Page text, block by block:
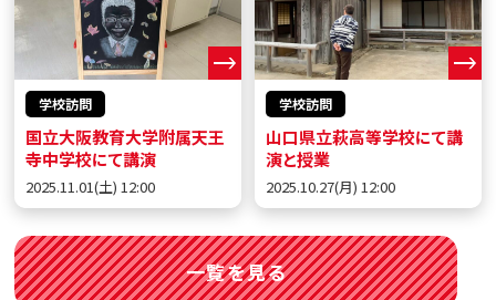
学校訪問
国立大阪教育大学附属天王
寺中学校にて講演
2025.11.01(土) 12:00
学校訪問
山口県立萩高等学校にて講
演と授業
2025.10.27(月) 12:00
一覧を見る